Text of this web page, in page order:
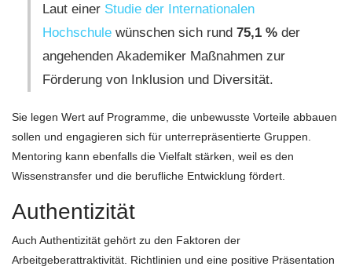
Laut einer Studie der Internationalen
Hochschule wünschen sich rund 75,1 % der
angehenden Akademiker Maßnahmen zur
Förderung von Inklusion und Diversität.
Sie legen Wert auf Programme, die unbewusste Vorteile abbauen
sollen und engagieren sich für unterrepräsentierte Gruppen.
Mentoring kann ebenfalls die Vielfalt stärken, weil es den
Wissenstransfer und die berufliche Entwicklung fördert.
Authentizität
Auch Authentizität gehört zu den Faktoren der
Arbeitgeberattraktivität. Richtlinien und eine positive Präsentation